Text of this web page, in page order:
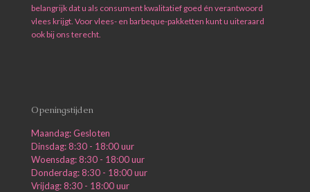
belangrijk dat u als consument kwalitatief goed én verantwoord
vlees krijgt. Voor vlees- en barbeque-pakketten kunt u uiteraard
ook bij ons terecht.
Openingstijden
Maandag: Gesloten
Dinsdag: 8:30 - 18:00 uur
Woensdag: 8:30 - 18:00 uur
Donderdag: 8:30 - 18:00 uur
Vrijdag: 8:30 - 18:00 uur